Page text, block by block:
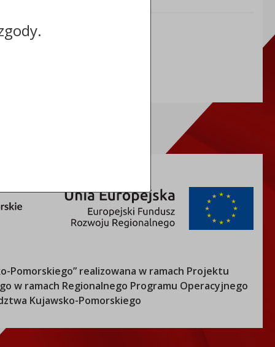
NIP: 5591698086
REGON: 092361539
Pomorskiego” realizowana w ramach Projektu
w ramach Regionalnego Programu Operacyjnego
Kujawsko-Pomorskiego